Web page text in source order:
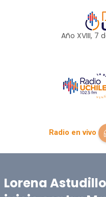
Año XVIII, 7
Radio en vivo
Lorena